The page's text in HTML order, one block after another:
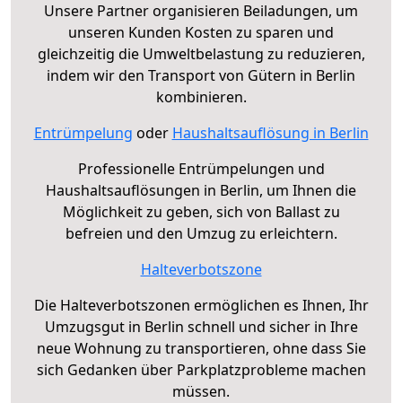
Unsere Partner organisieren Beiladungen, um
unseren Kunden Kosten zu sparen und
gleichzeitig die Umweltbelastung zu reduzieren,
indem wir den Transport von Gütern in Berlin
kombinieren.
Entrümpelung oder Haushaltsauflösung in Berlin
Professionelle Entrümpelungen und
Haushaltsauflösungen in Berlin, um Ihnen die
Möglichkeit zu geben, sich von Ballast zu
befreien und den Umzug zu erleichtern.
Halteverbotszone
Die Halteverbotszonen ermöglichen es Ihnen, Ihr
Umzugsgut in Berlin schnell und sicher in Ihre
neue Wohnung zu transportieren, ohne dass Sie
sich Gedanken über Parkplatzprobleme machen
müssen.